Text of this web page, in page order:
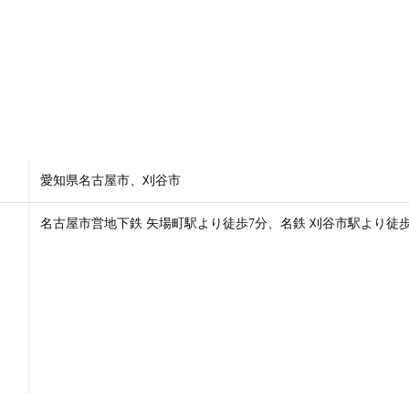
愛知県名古屋市、刈谷市
名古屋市営地下鉄 矢場町駅より徒歩7分、名鉄 刈谷市駅より徒